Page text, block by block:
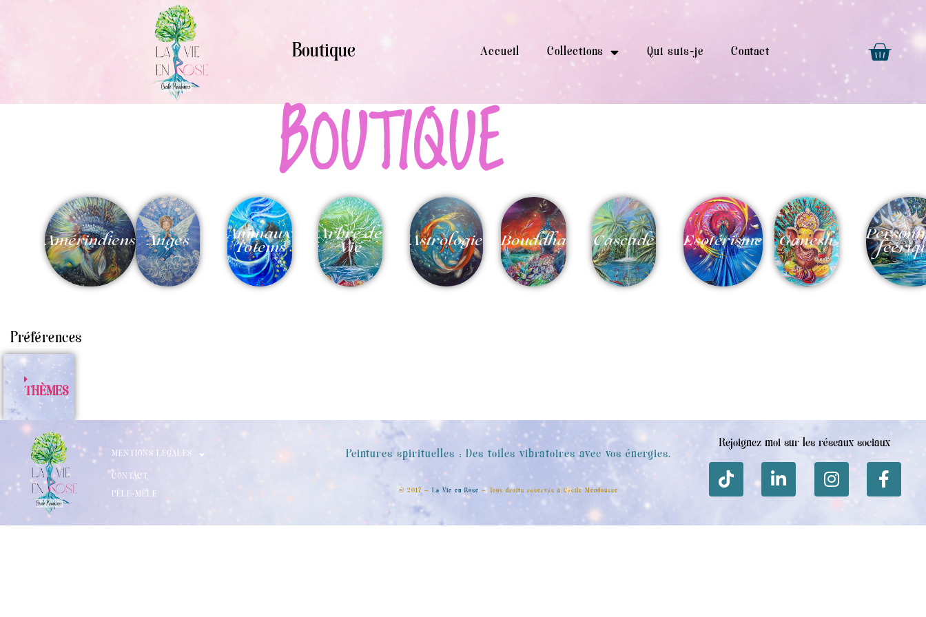
Boutique Accueil Collections Qui suis-je Contact
BOUTIQUE
Amérindiens Anges
Animaux
Totems
Arbre de
Vie
Astrologie Bouddha Cascade Esotérisme Ganesh
Préférences
THÈMES​
MENTIONS LÉGALES
CONTACT
PÊLE-MÈLE
Peintures spirituelles : Des toiles vibratoires avec vos énergies.
© 2017 –La Vie en Rose – Tous droits réservés à Cécile Mendousse
Rejoignez moi sur les réseaux sociaux